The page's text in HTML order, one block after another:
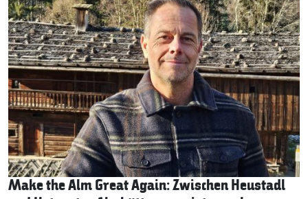
Make the Alm Great Again: Zwischen Heustadl